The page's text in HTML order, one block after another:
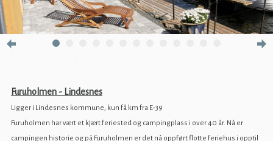
Furuholmen - Lindesnes
Ligger i Lindesnes kommune, kun få km fra E-39
Furuholmen har vært et kjært feriested og campingplass i over 40 år. Nå er
campingen historie og på Furuholmen er det nå oppført flotte feriehus i opptil